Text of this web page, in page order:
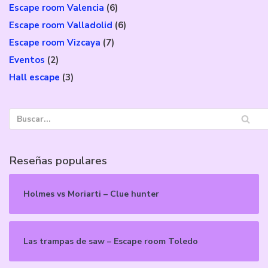
Escape room Valencia (6)
Escape room Valladolid (6)
Escape room Vizcaya (7)
Eventos (2)
Hall escape (3)
Reseñas populares
Holmes vs Moriarti – Clue hunter
Las trampas de saw – Escape room Toledo